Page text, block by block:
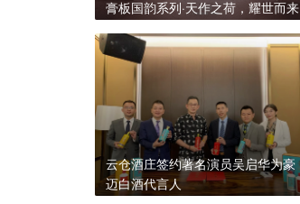
膏板国韵系列·天作之荷，耀世而来
云仓酒庄签约著名演员吴启华为豪
迈白酒代言人